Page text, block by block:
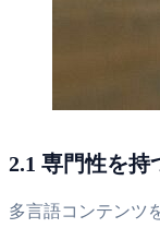
2.1 専門性を持
多言語コンテンツ